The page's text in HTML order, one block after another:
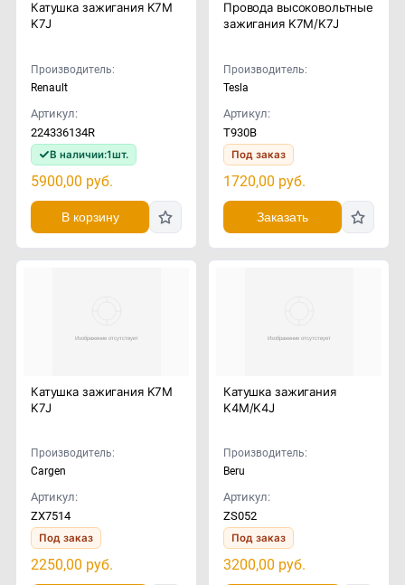
Катушка зажигания K7M
K7J
Производитель:
Renault
Артикул:
224336134R
В наличии:1шт.
5900,00 руб.
В корзину
Провода высоковольтные
зажигания K7M/K7J
Производитель:
Tesla
Артикул:
T930B
Под заказ
1720,00 руб.
Заказать
Катушка зажигания K7M
K7J
Производитель:
Cargen
Артикул:
ZX7514
Под заказ
2250,00 руб.
Катушка зажигания
K4M/K4J
Производитель:
Beru
Артикул:
ZS052
Под заказ
3200,00 руб.